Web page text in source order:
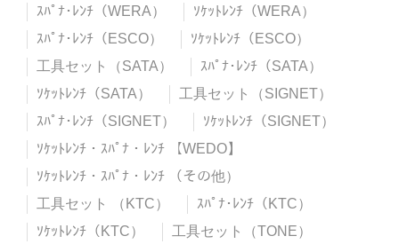
ｽﾊﾟﾅ･ﾚﾝﾁ（WERA）
ｿｹｯﾄﾚﾝﾁ（WERA）
ｽﾊﾟﾅ･ﾚﾝﾁ（ESCO）
ｿｹｯﾄﾚﾝﾁ（ESCO）
工具セット（SATA）
ｽﾊﾟﾅ･ﾚﾝﾁ（SATA）
ｿｹｯﾄﾚﾝﾁ（SATA）
工具セット（SIGNET）
ｽﾊﾟﾅ･ﾚﾝﾁ（SIGNET）
ｿｹｯﾄﾚﾝﾁ（SIGNET）
ｿｹｯﾄﾚﾝﾁ・ｽﾊﾟﾅ・ﾚﾝﾁ 【WEDO】
ｿｹｯﾄﾚﾝﾁ・ｽﾊﾟﾅ・ﾚﾝﾁ （その他）
工具セット （KTC）
ｽﾊﾟﾅ･ﾚﾝﾁ（KTC）
ｿｹｯﾄﾚﾝﾁ（KTC）
工具セット（TONE）